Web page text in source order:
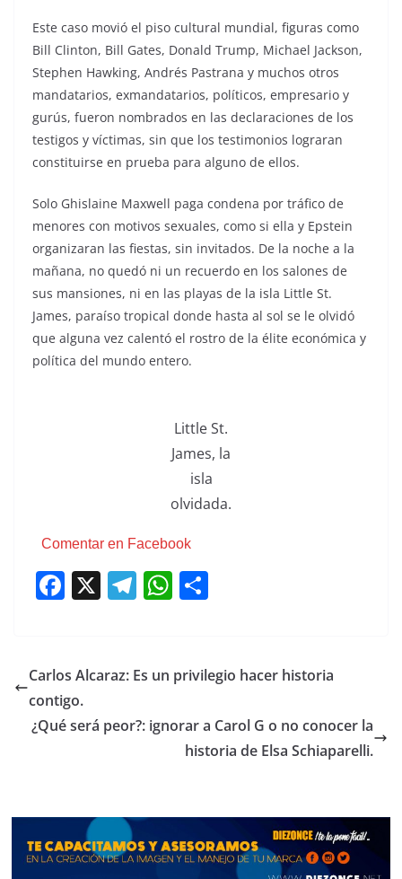
Este caso movió el piso cultural mundial, figuras como
Bill Clinton, Bill Gates, Donald Trump, Michael Jackson,
Stephen Hawking, Andrés Pastrana y muchos otros
mandatarios, exmandatarios, políticos, empresario y
gurús, fueron nombrados en las declaraciones de los
testigos y víctimas, sin que los testimonios lograran
constituirse en prueba para alguno de ellos.
Solo Ghislaine Maxwell paga condena por tráfico de
menores con motivos sexuales, como si ella y Epstein
organizaran las fiestas, sin invitados. De la noche a la
mañana, no quedó ni un recuerdo en los salones de
sus mansiones, ni en las playas de la isla Little St.
James, paraíso tropical donde hasta al sol se le olvidó
que alguna vez calentó el rostro de la élite económica y
política del mundo entero.
Little St.
James, la
isla
olvidada.
Comentar en Facebook
F
e
b
o
X T
gr
m
W
s
p
p
p
tir
Carlos Alcaraz: Es un privilegio hacer historia
contigo.
¿Qué será peor?: ignorar a Carol G o no conocer la
historia de Elsa Schiaparelli.